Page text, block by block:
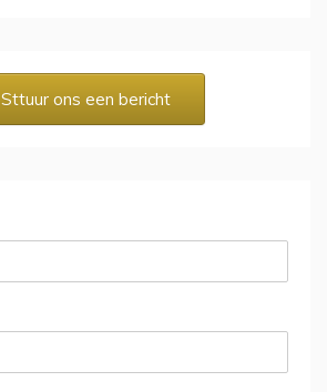
Sttuur ons een bericht